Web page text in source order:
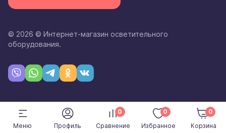
© 2026 © Интернет-магазин осветительного
оборудования.
Меню Профиль Сравнение
0
Избранное
0
Корзина
0